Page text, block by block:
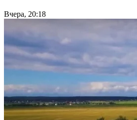
Вчера, 20:18